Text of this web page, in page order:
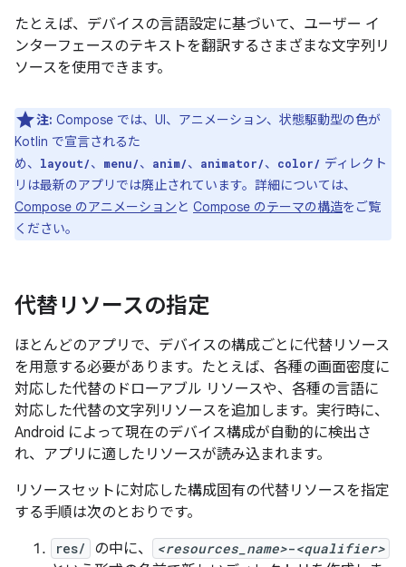
たとえば、デバイスの言語設定に基づいて、ユーザー イ
ンターフェースのテキストを翻訳するさまざまな文字列リ
ソースを使用できます。
注: Compose では、UI、アニメーション、状態駆動型の色が
Kotlin で宣言されるた
め、
layout/、 menu/、 anim/、 animator/、 color/ ディレクト
リは最新のアプリでは廃止されています。詳細については、
Compose のアニメーション と Compose のテーマの構造をご覧
ください。
代替リソースの指定
ほとんどのアプリで、デバイスの構成ごとに代替リソース
を用意する必要があります。たとえば、各種の画面密度に
対応した代替のドローアブル リソースや、各種の言語に
対応した代替の文字列リソースを追加します。実行時に、
Android によって現在のデバイス構成が自動的に検出さ
れ、アプリに適したリソースが読み込まれます。
リソースセットに対応した構成固有の代替リソースを指定
する手順は次のとおりです。
res/ の中に、 <resources_name>-<qualifier>